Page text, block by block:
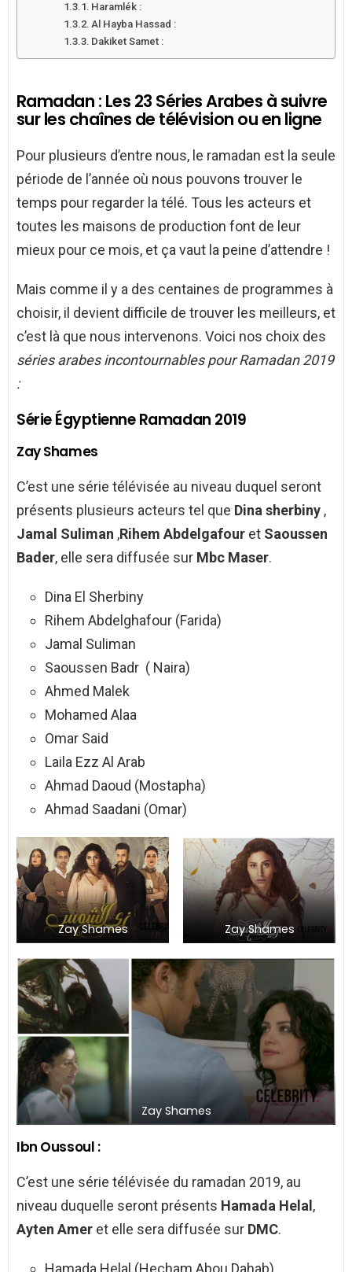
Haramlék :
Al Hayba Hassad :
Dakiket Samet :
Ramadan : Les 23 Séries Arabes à suivre
sur les chaînes de télévision ou en ligne
Pour plusieurs d’entre nous, le ramadan est la seule
période de l’année où nous pouvons trouver le
temps pour regarder la télé. Tous les acteurs et
toutes les maisons de production font de leur
mieux pour ce mois, et ça vaut la peine d’attendre !
Mais comme il y a des centaines de programmes à
choisir, il devient difficile de trouver les meilleurs, et
c’est là que nous intervenons. Voici nos choix des
séries arabes incontournables pour Ramadan 2019
:
Série Égyptienne Ramadan 2019
Zay Shames
C’est une série télévisée au niveau duquel seront
présents plusieurs acteurs tel que Dina sherbiny ,
Jamal Suliman ,Rihem Abdelgafour et Saoussen
Bader, elle sera diffusée sur Mbc Maser.
Dina El Sherbiny
Rihem Abdelghafour (Farida)
Jamal Suliman
Saoussen Badr ( Naira)
Ahmed Malek
Mohamed Alaa
Omar Said
Laila Ezz Al Arab
Ahmad Daoud (Mostapha)
Ahmad Saadani (Omar)
Zay Shames Zay Shames
Zay Shames
Ibn Oussoul :
C’est une série télévisée du ramadan 2019, au
niveau duquelle seront présents Hamada Helal ,
Ayten Amer et elle sera diffusée sur DMC.
Hamada Helal (Hecham Abou Dahab)